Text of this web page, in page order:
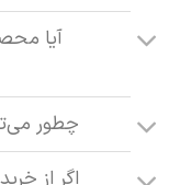
آیا
چطور
اگر از